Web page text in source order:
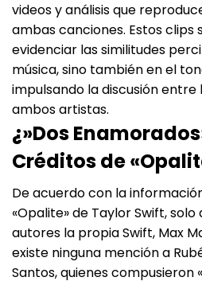
videos y análisis que
ambas canciones. Estos clips
evidenciar las similitudes
música, sino también en el
impulsando la discusión entre
ambos artistas.
¿»Dos
Créditos de
De acuerdo con la
«Opalite» de Taylor Swift,
autores la propia Swift, Max
existe ninguna mención a
Santos, quienes compusieron